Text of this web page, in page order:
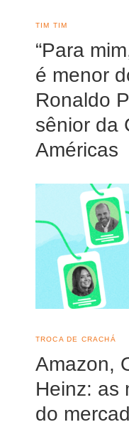
“Para
é menor
Ronaldo
sênior da
Américas
TIM TIM
Amazon,
Heinz: as
do
TROCA DE CRACHÁ